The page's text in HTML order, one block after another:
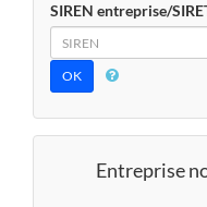
SIREN entreprise/
SIREN
SIRET
Entreprise